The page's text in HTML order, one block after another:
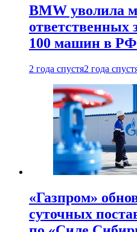
BMW уволила
ответственных
100 машин в РФ
2 года спустя2 года
«Газпром»
суточных